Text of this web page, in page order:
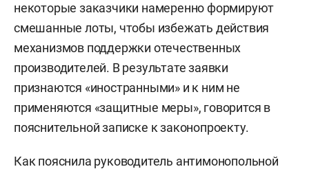
некоторые заказчики намеренно формируют
смешанные лоты, чтобы избежать действия
механизмов поддержки отечественных
производителей. В результате заявки
признаются «иностранными» и к ним не
применяются «защитные меры», говорится в
пояснительной записке к законопроекту.
Как пояснила руководитель антимонопольной